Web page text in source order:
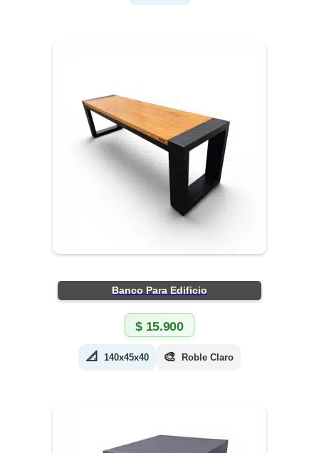
Banco Para Edificio
$15.900
📐 140x45x40 🎨 Roble Claro